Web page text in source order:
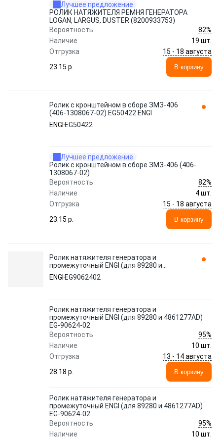
Лучшее предложение
РОЛИК НАТЯЖИТЕЛЯ РЕМНЯ ГЕНЕРАТОРА
LOGAN, LARGUS, DUSTER (8200933753)
Вероятность
82%
Наличие
19 шт.
Отгрузка
15 - 18 августа
23.15 p.
В корзину
Ролик с кронштейном в сборе ЗМЗ-406
(406-1308067-02) EG50422 ENGI
ENGI EG50422
Лучшее предложение
Ролик с кронштейном в сборе ЗМЗ-406 (406-
1308067-02)
Вероятность
82%
Наличие
4 шт.
Отгрузка
15 - 18 августа
23.15 p.
В корзину
Ролик натяжителя генератора и
промежуточный ENGI (для 89280 и
4861277AD) EG-90624-02
ENGI EG9062402
Ролик натяжителя генератора и
промежуточный ENGI (для 89280 и 4861277AD)
EG-90624-02
Вероятность
95%
Наличие
10 шт.
Отгрузка
13 - 14 августа
28.18 p.
В корзину
Ролик натяжителя генератора и
промежуточный ENGI (для 89280 и 4861277AD)
EG-90624-02
Вероятность
95%
Наличие
10 шт.